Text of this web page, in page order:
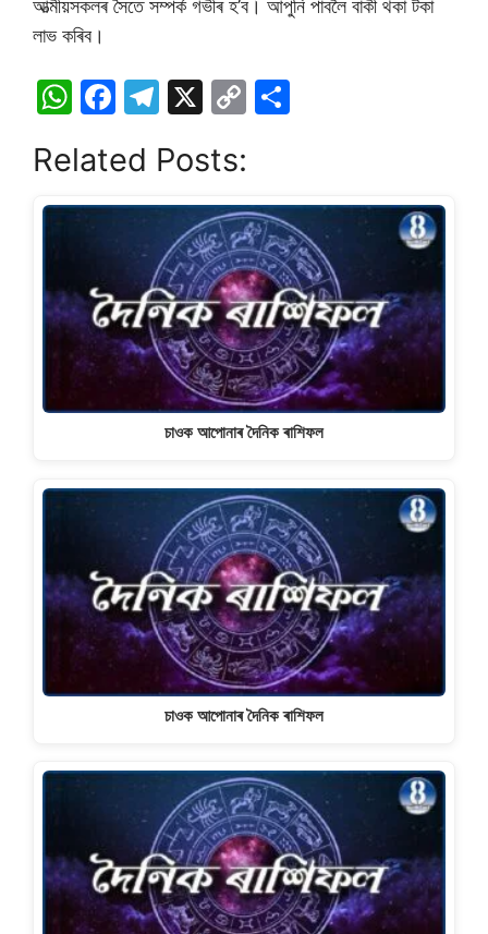
আত্মীয়সকলৰ সৈতে সম্পৰ্ক গভীৰ হ’ব। আপুনি পাবলৈ বাকী থকা টকা
লাভ কৰিব।
W
at
s
p
F
c
e
o
k
T
e
gr
a
m
X
C
y
Li
n
k
e
Related Posts:
চাওক আপোনাৰ দৈনিক ৰাশিফল
চাওক আপোনাৰ দৈনিক ৰাশিফল